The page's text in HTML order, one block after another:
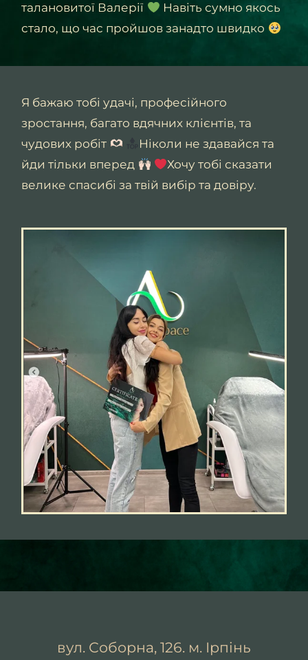
талановитої Валерії
Навіть сумно якось
стало, що час пройшов занадто швидко
Я бажаю тобі удачі, професійного
зростання, багато вдячних клієнтів, та
чудових робіт
Ніколи не здавайся та
йди тільки вперед
Хочу тобі сказати
велике спасибі за твій вибір та довіру.
вул. Соборна, 126. м. Ірпінь